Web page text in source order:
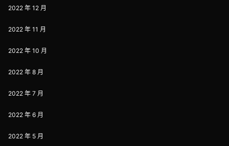
2022 年 12 月
2022 年 11 月
2022 年 10 月
2022 年 8 月
2022 年 7 月
2022 年 6 月
2022 年 5 月